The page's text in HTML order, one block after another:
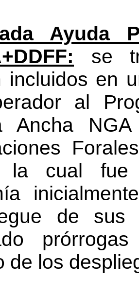
Ayuda
se
incluidos en
al
Ancha
la cual fue
de
de los